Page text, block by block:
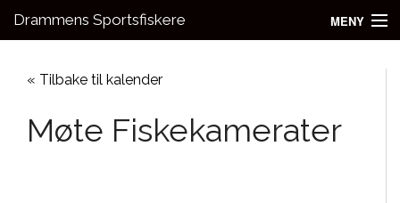
Drammens Sportsfiskere MENY
Utleie
« Tilbake til kalender
Møte Fiskekamerater